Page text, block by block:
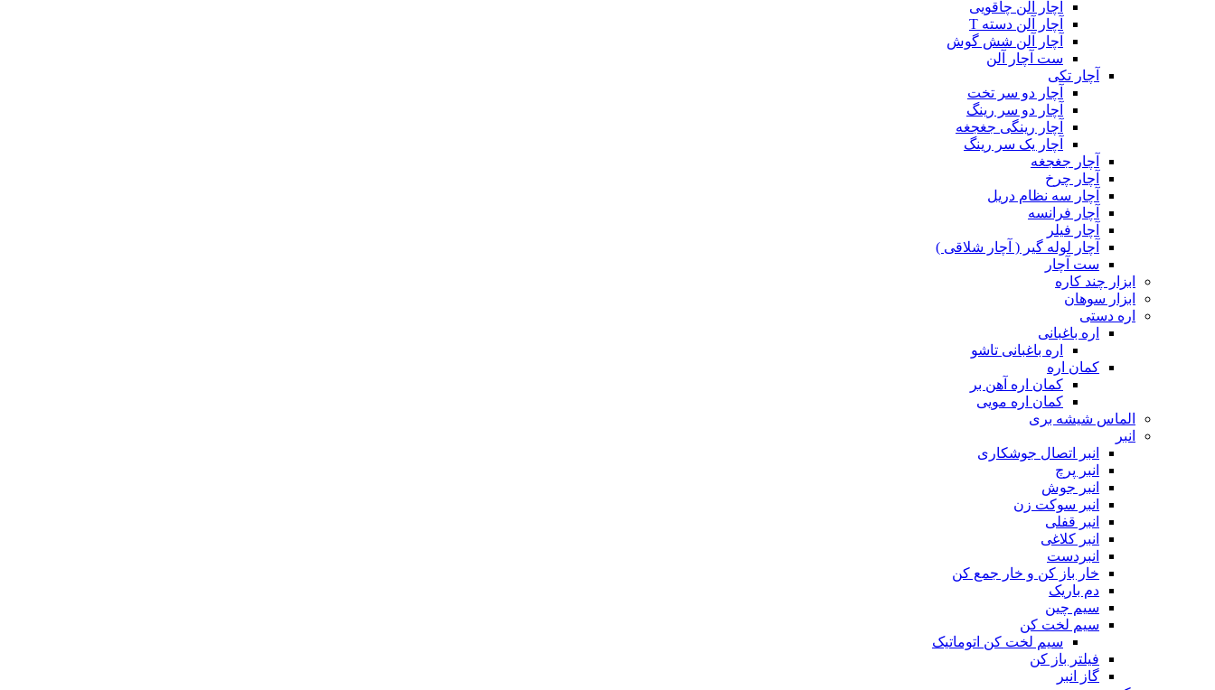
آچار آلن چاقویی
آچار آلن دسته T
آچار آلن شش گوش
ست آچار آلن
آچار تکی
آچار دو سر تخت
آچار دو سر رینگ
آچار رینگی جغجغه
آچار یک سر رینگ
آچار جغجغه
آچار چرخ
آچار سه نظام دریل
آچار فرانسه
آچار فیلر
آچار لوله گیر ( آچار شلاقی )
ست آچار
ابزار چند کاره
ابزار سوهان
اره دستی
اره باغبانی
اره باغبانی تاشو
کمان اره
کمان اره آهن بر
کمان اره مویی
الماس شیشه بری
انبر
انبر اتصال جوشکاری
انبر پرچ
انبر جوش
انبر سوکت زن
انبر قفلی
انبر کلاغی
انبردست
خار باز کن و خار جمع کن
دم باریک
سیم چین
سیم لخت کن
سیم لخت کن اتوماتیک
فیلتر باز کن
گاز انبر